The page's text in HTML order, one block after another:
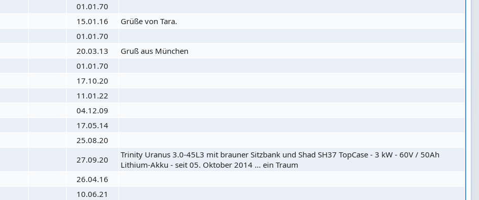
01.01.70
15.01.16
Grüße von Tara.
01.01.70
20.03.13
Gruß aus München
01.01.70
17.10.20
11.01.22
04.12.09
17.05.14
25.08.20
27.09.20
Trinity Uranus 3.0-45L3 mit brauner Sitzbank und Shad SH37 TopCase - 3 kW - 60V / 50Ah
Lithium-Akku - seit 05. Oktober 2014 ... ein Traum
26.04.16
10.06.21